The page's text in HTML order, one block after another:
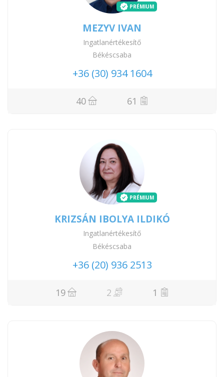
PRÉMIUM
MEZYV IVAN
Ingatlanértékesítő
Békéscsaba
+36 (30) 934 1604
40 61
PRÉMIUM
KRIZSÁN IBOLYA ILDIKÓ
Ingatlanértékesítő
Békéscsaba
+36 (20) 936 2513
19 2 1